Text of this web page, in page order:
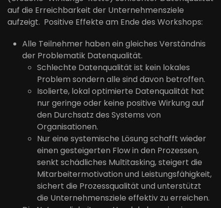
auf die Erreichbarkeit der Unternehmensziele
aufzeigt. Positive Effekte am Ende des Workshops:
Alle Teilnehmer haben ein gleiches Verständnis
der Problematik Datenqualität.
Schlechte Datenqualität ist kein lokales
Problem sondern alle sind davon betroffen.
Isolierte, lokal optimierte Datenqualität hat
nur geringe oder keine positive Wirkung auf
den Durchsatz des Systems von
Organisationen.
Nur eine systemische Lösung schafft wieder
einen gesteigerten Flow in den Prozessen,
senkt schädliches Multitasking, steigert die
Mitarbeitermotivation und Leistungsfähigkeit,
sichert die Prozessqualität und unterstützt
die Unternehmensziele effektiv zu erreichen.